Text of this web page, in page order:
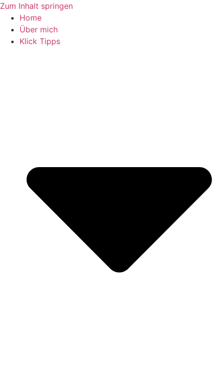
Zum Inhalt springen
Home
Über mich
Klick Tipps